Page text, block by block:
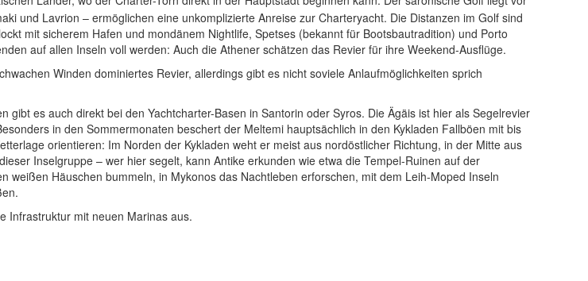
und Lavrion – ermöglichen eine unkomplizierte Anreise zur Charteryacht. Die Distanzen im Golf sind
mit sicherem Hafen und mondänem Nightlife, Spetses (bekannt für Bootsbautradition) und Porto
auf allen Inseln voll werden: Auch die Athener schätzen das Revier für ihre Weekend-Ausflüge.
Winden dominiertes Revier, allerdings gibt es nicht soviele Anlaufmöglichkeiten sprich
es auch direkt bei den Yachtcharter-Basen in Santorin oder Syros. Die Ägäis ist hier als Segelrevier
in den Sommermonaten beschert der Meltemi hauptsächlich in den Kykladen Fallböen mit bis
orientieren: Im Norden der Kykladen weht er meist aus nordöstlicher Richtung, in der Mitte aus
Inselgruppe – wer hier segelt, kann Antike erkunden wie etwa die Tempel-Ruinen auf der
Häuschen bummeln, in Mykonos das Nachtleben erforschen, mit dem Leih-Moped Inseln
Infrastruktur mit neuen Marinas aus.